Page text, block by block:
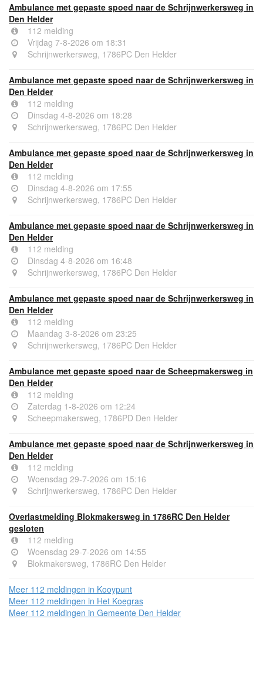
Ambulance met gepaste spoed naar de Schrijnwerkersweg in
Den Helder
112 melding
Vrijdag 7-8-2026 om 18:31
Schrijnwerkersweg, 1786PC Den Helder
Ambulance met gepaste spoed naar de Schrijnwerkersweg in
Den Helder
112 melding
Dinsdag 4-8-2026 om 18:28
Schrijnwerkersweg, 1786PC Den Helder
Ambulance met gepaste spoed naar de Schrijnwerkersweg in
Den Helder
112 melding
Dinsdag 4-8-2026 om 17:55
Schrijnwerkersweg, 1786PC Den Helder
Ambulance met gepaste spoed naar de Schrijnwerkersweg in
Den Helder
112 melding
Dinsdag 4-8-2026 om 16:48
Schrijnwerkersweg, 1786PC Den Helder
Ambulance met gepaste spoed naar de Schrijnwerkersweg in
Den Helder
112 melding
Maandag 3-8-2026 om 23:25
Schrijnwerkersweg, 1786PC Den Helder
Ambulance met gepaste spoed naar de Scheepmakersweg in
Den Helder
112 melding
Zaterdag 1-8-2026 om 12:24
Scheepmakersweg, 1786PD Den Helder
Ambulance met gepaste spoed naar de Schrijnwerkersweg in
Den Helder
112 melding
Woensdag 29-7-2026 om 15:16
Schrijnwerkersweg, 1786PC Den Helder
Overlastmelding Blokmakersweg in 1786RC Den Helder
gesloten
112 melding
Woensdag 29-7-2026 om 14:55
Blokmakersweg, 1786RC Den Helder
Meer 112 meldingen in Kooypunt
Meer 112 meldingen in Het Koegras
Meer 112 meldingen in Gemeente Den Helder